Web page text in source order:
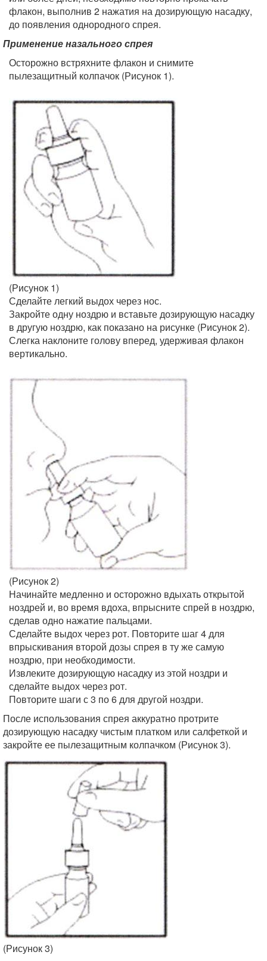
флакон, выполнив 2 нажатия на дозирующую насадку,
до появления однородного спрея.
Применение назального спрея
Осторожно встряхните флакон и снимите
пылезащитный колпачок (Рисунок 1).
(Рисунок 1)
Сделайте легкий выдох через нос.
Закройте одну ноздрю и вставьте дозирующую насадку
в другую ноздрю, как показано на рисунке (Рисунок 2).
Слегка наклоните голову вперед, удерживая флакон
вертикально.
(Рисунок 2)
Начинайте медленно и осторожно вдыхать открытой
ноздрей и, во время вдоха, впрысните спрей в ноздрю,
сделав одно нажатие пальцами.
Сделайте выдох через рот. Повторите шаг 4 для
впрыскивания второй дозы спрея в ту же самую
ноздрю, при необходимости.
Извлеките дозирующую насадку из этой ноздри и
сделайте выдох через рот.
Повторите шаги с 3 по 6 для другой ноздри.
После использования спрея аккуратно протрите
дозирующую насадку чистым платком или салфеткой и
закройте ее пылезащитным колпачком (Рисунок 3).
(Рисунок 3)